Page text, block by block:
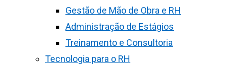
Gestão de Mão de Obra e RH
Administração de Estágios
Treinamento e Consultoria
Tecnologia para o RH